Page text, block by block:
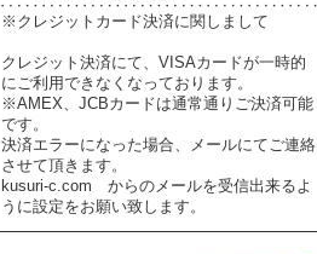
※クレジットカード決済に関しまして
クレジット決済にて、VISAカードが一時的
にご利用できなくなっております。
※AMEX、JCBカードは通常通りご決済可能
です。
決済エラーになった場合、メールにてご連絡
させて頂きます。
kusuri-c.com からのメールを受信出来るよ
うに設定をお願い致します。